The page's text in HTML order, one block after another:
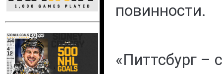
повинности.
«Питтсбург –